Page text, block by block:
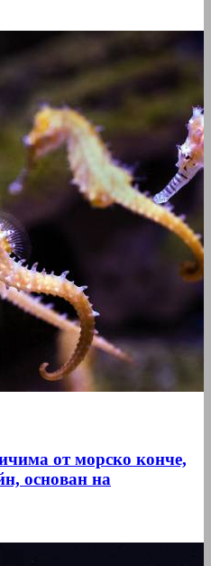
от морско конче,
основан на